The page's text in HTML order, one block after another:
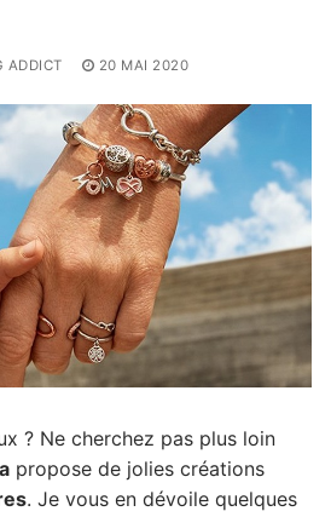
ADDICT 20 MAI 2020
? Ne cherchez pas plus loin
propose de jolies créations
. Je vous en dévoile quelques